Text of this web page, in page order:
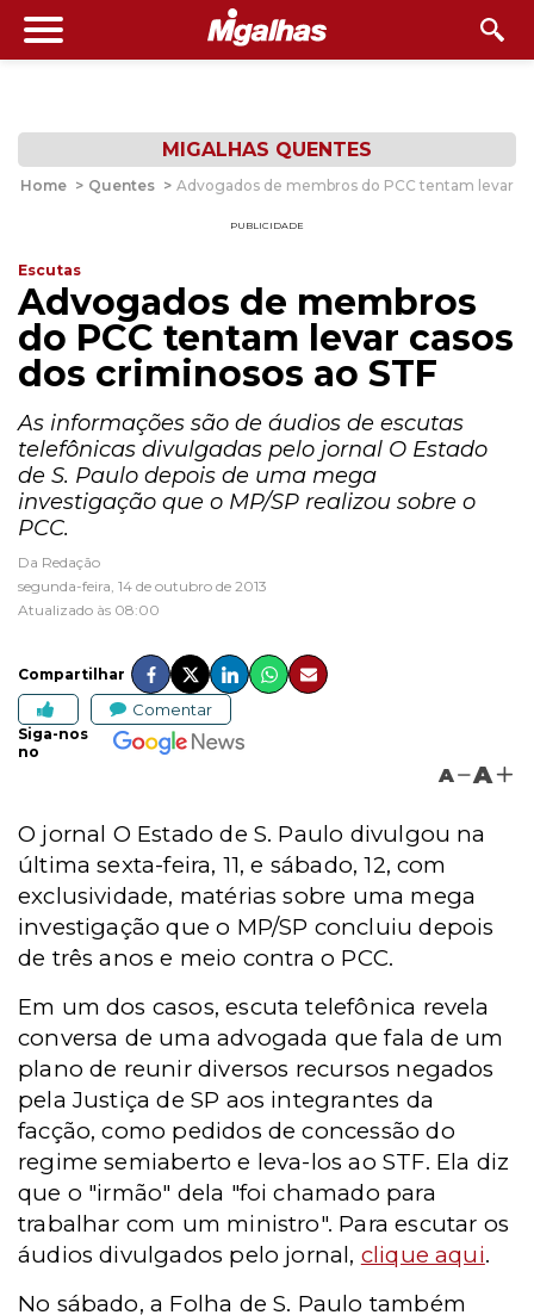
MIGALHAS QUENTES
Home > Quentes > Advogados de membros do PCC tentam levar
PUBLICIDADE
Escutas
Advogados de membros
do PCC tentam levar casos
dos criminosos ao STF
As informações são de áudios de escutas
telefônicas divulgadas pelo jornal O Estado
de S. Paulo depois de uma mega
investigação que o MP/SP realizou sobre o
PCC.
Da Redação
segunda-feira, 14 de outubro de 2013
Atualizado às 08:00
Compartilhar
Comentar
Siga-nos
no
A A
O jornal O Estado de S. Paulo divulgou na
última sexta-feira, 11, e sábado, 12, com
exclusividade, matérias sobre uma mega
investigação que o MP/SP concluiu depois
de três anos e meio contra o PCC.
Em um dos casos, escuta telefônica revela
conversa de uma advogada que fala de um
plano de reunir diversos recursos negados
pela Justiça de SP aos integrantes da
facção, como pedidos de concessão do
regime semiaberto e leva-los ao STF. Ela diz
que o "irmão" dela "foi chamado para
trabalhar com um ministro". Para escutar os
áudios divulgados pelo jornal, clique aqui.
No sábado, a Folha de S. Paulo também